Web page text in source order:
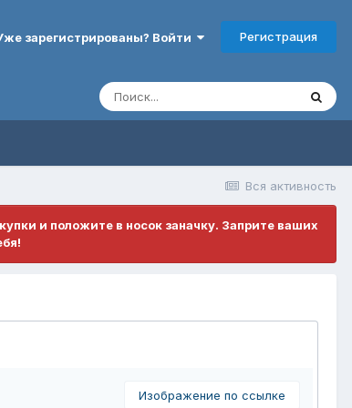
зарегистрированы? Войти Регистрация
Вся активность
и положите в носок заначку. Заприте ваших
Изображение по ссылке